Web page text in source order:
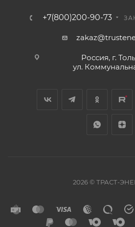
+7(800)200-90-73
Россия, г.
ул.
2026 © ТРАСТ-